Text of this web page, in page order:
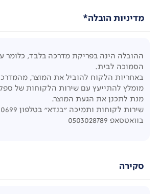
מדיניות הובלה*
ההובלה הינה בפריקת מדרכה בלבד, כלומר
הסמוכה לבית.
באחריות הלקוח להוביל את המוצר,
מומלץ להתייעץ עם שירות הלקוחות של
מנת לתכנן את הגעת המוצר.
בוואטסאפ 0503028789
סקירה